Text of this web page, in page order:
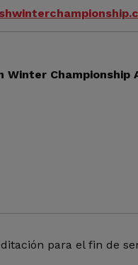
Winter Championship
para el fin de